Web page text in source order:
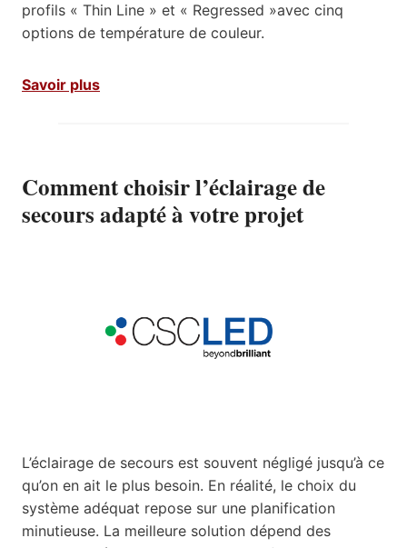
profils « Thin Line » et « Regressed »avec cinq
options de température de couleur.
Savoir plus
Comment choisir l’éclairage de
secours adapté à votre projet
L’éclairage de secours est souvent négligé jusqu’à ce
qu’on en ait le plus besoin. En réalité, le choix du
système adéquat repose sur une planification
minutieuse. La meilleure solution dépend des